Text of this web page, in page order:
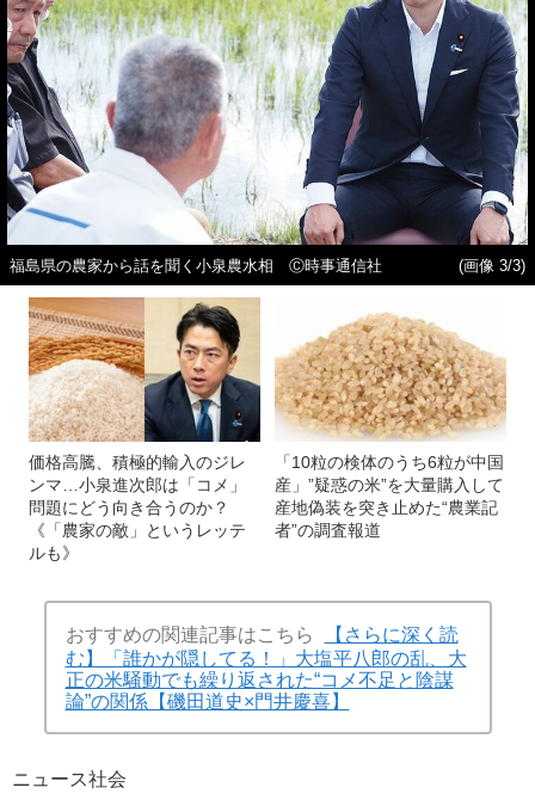
福島県の農家から話を聞く小泉農水相 Ⓒ時事通信社 (画像 3/3)
価格高騰、積極的輸入のジレ
ンマ…小泉進次郎は「コメ」
問題にどう向き合うのか？
《「農家の敵」というレッテ
ルも》
「10粒の検体のうち6粒が中国
産」”疑惑の米”を大量購入して
産地偽装を突き止めた“農業記
者”の調査報道
おすすめの関連記事はこちら
【さらに深く読
む】「誰かが隠してる！」大塩平八郎の乱、大
正の米騒動でも繰り返された“コメ不足と陰謀
論”の関係【磯田道史×門井慶喜】
ニュース社会